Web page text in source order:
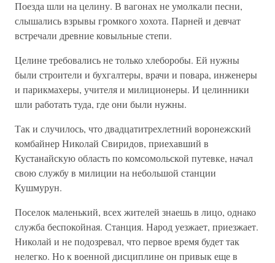
Поезда шли на целину. В вагонах не умолкали песни,
слышались взрывы громкого хохота. Парней и девчат
встречали древние ковыльные степи.
Целине требовались не только хлеборобы. Ей нужны
были строители и бухгалтеры, врачи и повара, инженеры
и парикмахеры, учителя и милиционеры. И целинники
шли работать туда, где они были нужны.
Так и случилось, что двадцатитрехлетний воронежский
комбайнер Николай Свиридов, приехавший в
Кустанайскую область по комсомольской путевке, начал
свою службу в милиции на небольшой станции
Кушмурун.
Поселок маленький, всех жителей знаешь в лицо, однако
служба беспокойная. Станция. Народ уезжает, приезжает.
Николай и не подозревал, что первое время будет так
нелегко. Но к военной дисциплине он привык еще в